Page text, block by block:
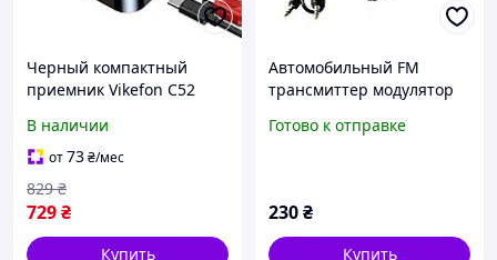
Черный компактный
приемник Vikefon C52
поддержкой NFC и AUX
для TV и PC
В наличии
от73₴/мес
729₴
829 ₴
Купить
Автомобильный FM
трансмиттер модулятор
Готово к отправке
230₴
Купить